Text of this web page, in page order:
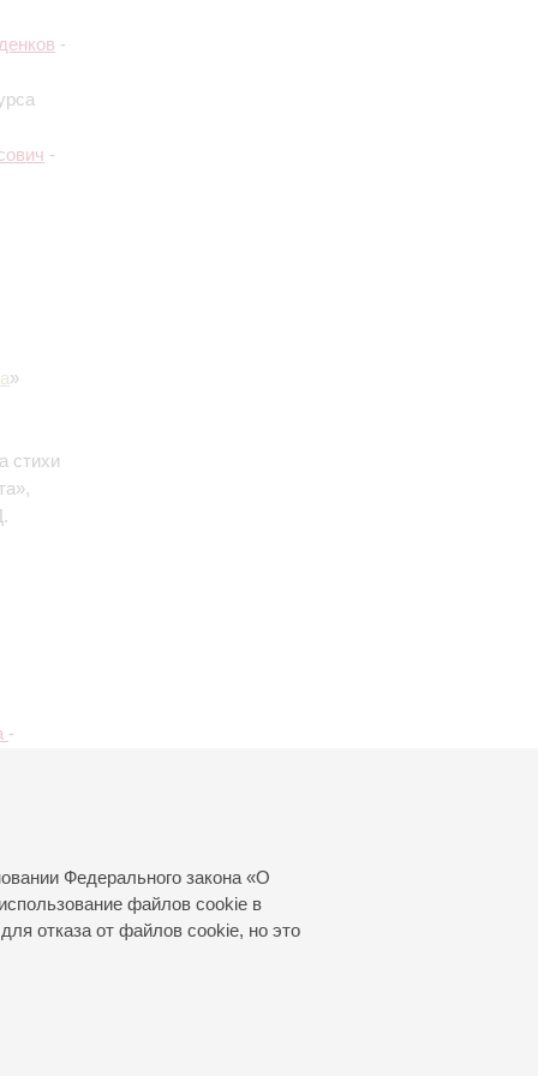
Федерального закона «О
файлов cookie в
отказа от файлов cookie, но это
-
-
»
стихи
-